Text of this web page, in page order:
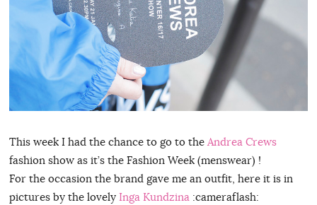
This week I had the chance to go to the Andrea Crews
fashion show as it’s the Fashion Week (menswear) !
For the occasion the brand gave me an outfit, here it is in
pictures by the lovely Inga Kundzina :cameraflash: